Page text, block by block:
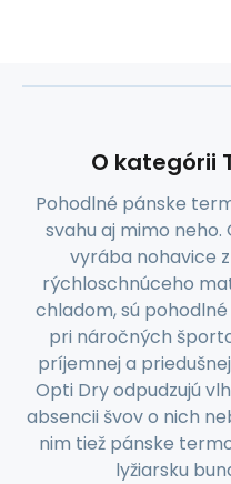
O kategórii
Pohodlné pánske
svahu aj mimo
vyrába nohavice
rýchloschnúceho
chladom, sú
pri náročných
príjemnej a
Opti Dry odpudzujú
absencii švov o nich
nim tiež pánske
lyžiarsku